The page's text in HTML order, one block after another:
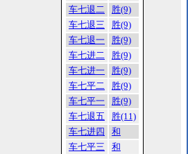
车七退二
胜(9)
车七退三
胜(9)
车七退一
胜(9)
车七进二
胜(9)
车七进一
胜(9)
车七平二
胜(9)
车七平一
胜(9)
车七退五
胜(11)
车七进四
和
车七平三
和